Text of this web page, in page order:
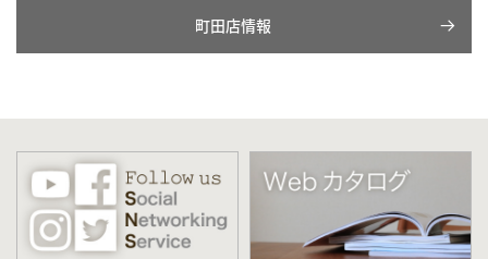
町田店情報